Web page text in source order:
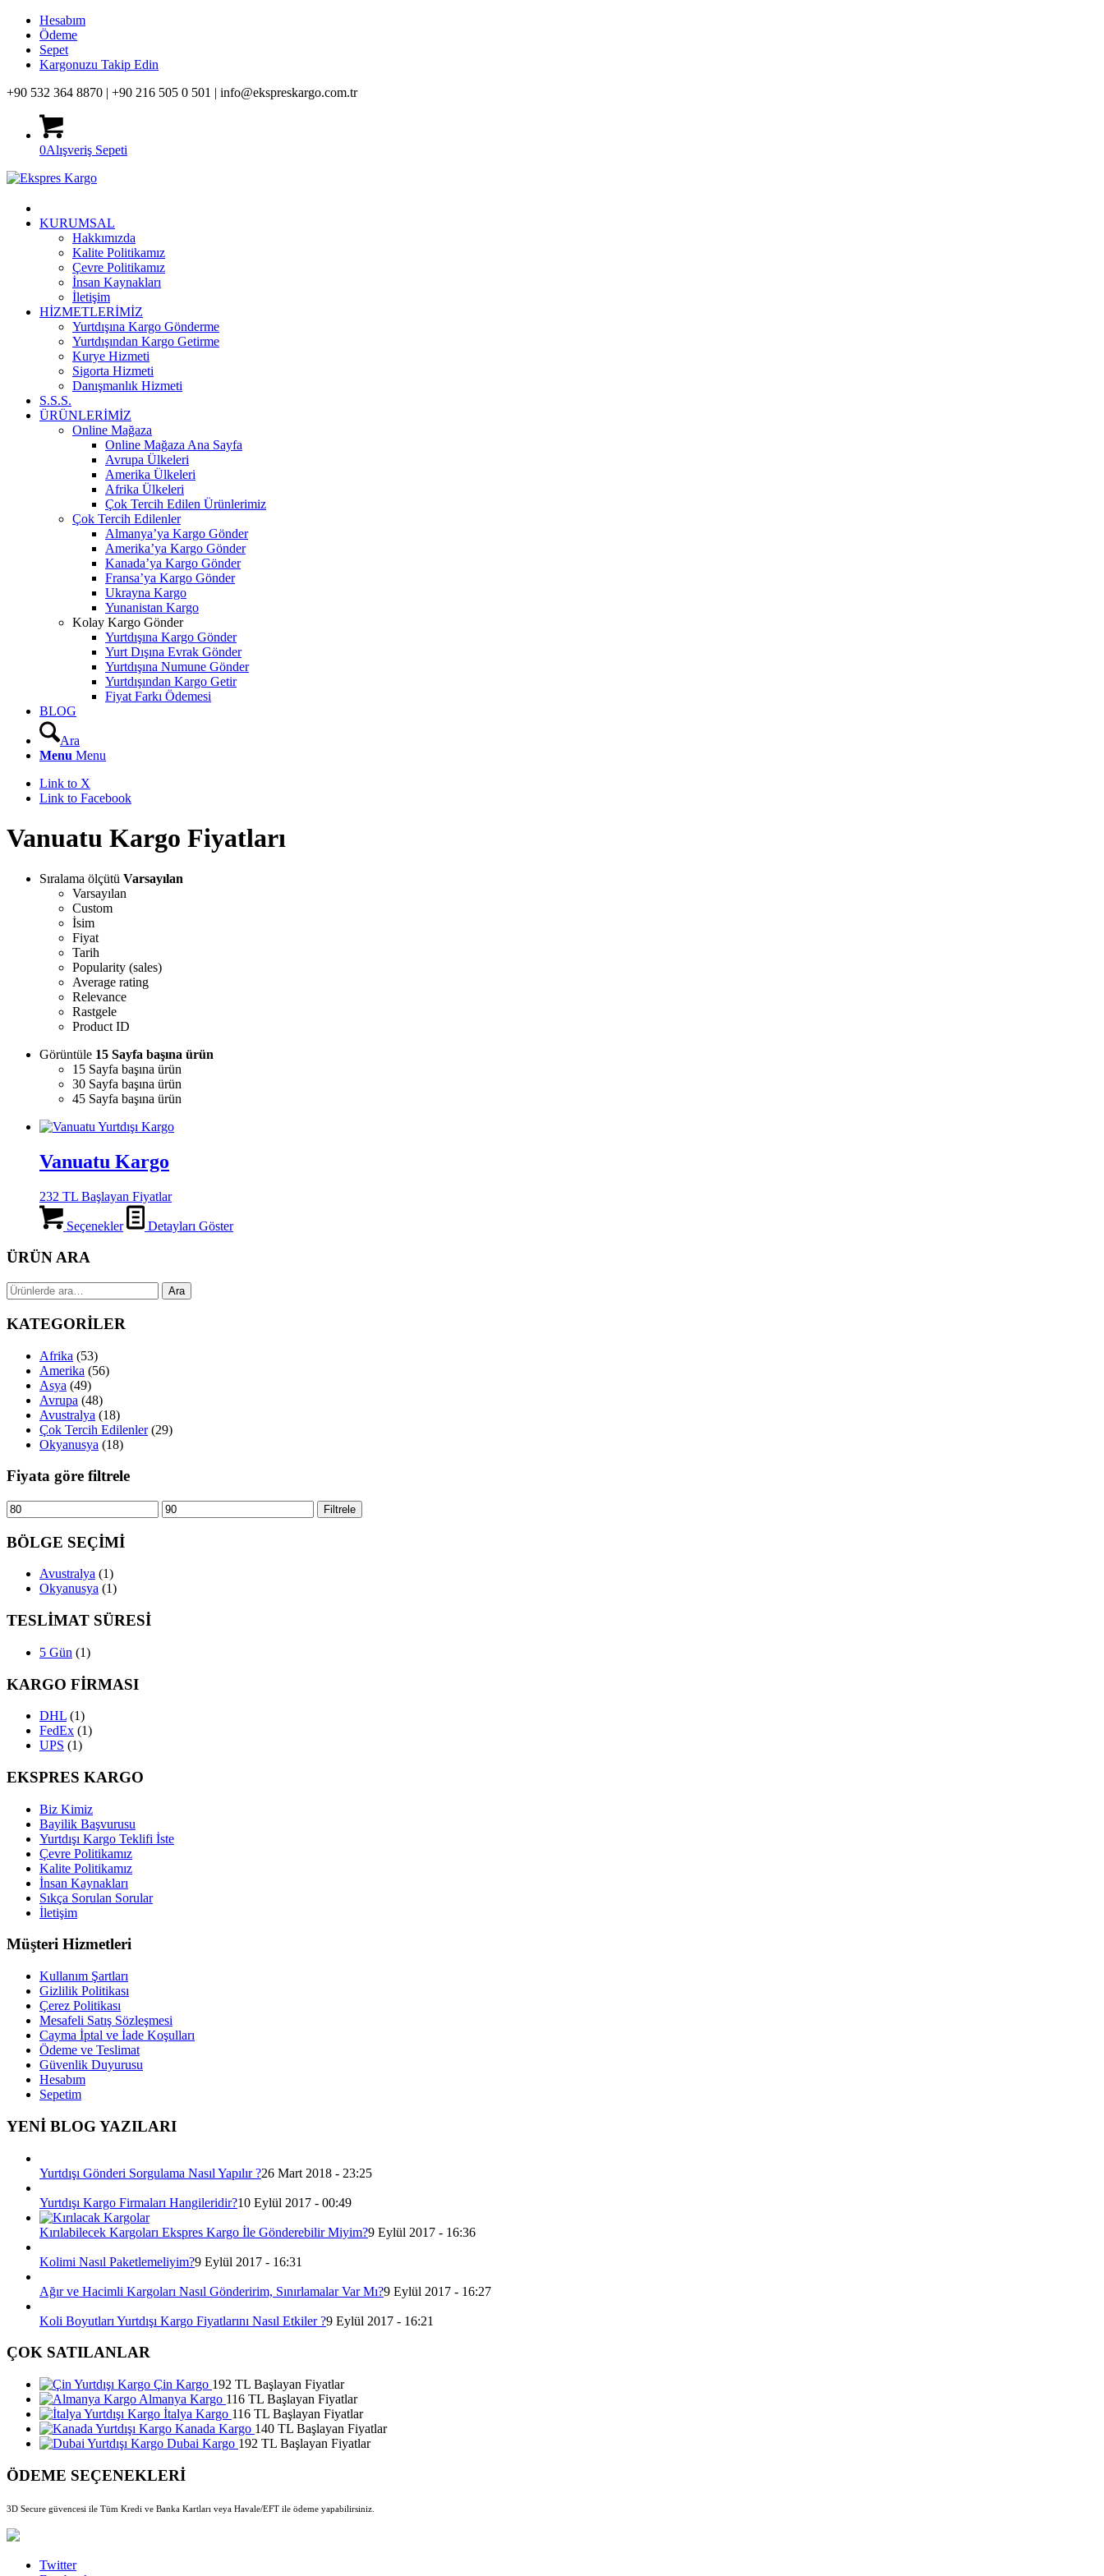
Hesabım
Ödeme
Sepet
Kargonuzu Takip Edin
+90 532 364 8870 | +90 216 505 0 501 | info@ekspreskargo.com.tr
0Alışveriş Sepeti
KURUMSAL
Hakkımızda
Kalite Politikamız
Çevre Politikamız
İnsan Kaynakları
İletişim
HİZMETLERİMİZ
Yurtdışına Kargo Gönderme
Yurtdışından Kargo Getirme
Kurye Hizmeti
Sigorta Hizmeti
Danışmanlık Hizmeti
S.S.S.
ÜRÜNLERİMİZ
Online Mağaza
Online Mağaza Ana Sayfa
Avrupa Ülkeleri
Amerika Ülkeleri
Afrika Ülkeleri
Çok Tercih Edilen Ürünlerimiz
Çok Tercih Edilenler
Almanya’ya Kargo Gönder
Amerika’ya Kargo Gönder
Kanada’ya Kargo Gönder
Fransa’ya Kargo Gönder
Ukrayna Kargo
Yunanistan Kargo
Kolay Kargo Gönder
Yurtdışına Kargo Gönder
Yurt Dışına Evrak Gönder
Yurtdışına Numune Gönder
Yurtdışından Kargo Getir
Fiyat Farkı Ödemesi
BLOG
Ara
Menu Menu
Link to X
Link to Facebook
Vanuatu Kargo Fiyatları
Sıralama ölçütü Varsayılan
Varsayılan
Custom
İsim
Fiyat
Tarih
Popularity (sales)
Average rating
Relevance
Rastgele
Product ID
Görüntüle 15 Sayfa başına ürün
15 Sayfa başına ürün
30 Sayfa başına ürün
45 Sayfa başına ürün
Vanuatu Kargo
232 TL Başlayan Fiyatlar
Seçenekler Detayları Göster
ÜRÜN ARA
Ara: Ara
KATEGORİLER
Afrika (53)
Amerika (56)
Asya (49)
Avrupa (48)
Avustralya (18)
Çok Tercih Edilenler (29)
Okyanusya (18)
Fiyata göre filtrele
En
düşük
fiyat
En
yüksek
Filtrele
BÖLGE SEÇİMİ
Avustralya (1)
Okyanusya (1)
TESLİMAT SÜRESİ
5 Gün (1)
KARGO FİRMASI
DHL (1)
FedEx (1)
UPS (1)
EKSPRES KARGO
Biz Kimiz
Bayilik Başvurusu
Yurtdışı Kargo Teklifi İste
Çevre Politikamız
Kalite Politikamız
İnsan Kaynakları
Sıkça Sorulan Sorular
İletişim
Müşteri Hizmetleri
Kullanım Şartları
Gizlilik Politikası
Çerez Politikası
Mesafeli Satış Sözleşmesi
Cayma İptal ve İade Koşulları
Ödeme ve Teslimat
Güvenlik Duyurusu
Hesabım
Sepetim
YENİ BLOG YAZILARI
Yurtdışı Gönderi Sorgulama Nasıl Yapılır ?26 Mart 2018 - 23:25
Yurtdışı Kargo Firmaları Hangileridir?10 Eylül 2017 - 00:49
Kırılabilecek Kargoları Ekspres Kargo İle Gönderebilir Miyim?9 Eylül 2017 - 16:36
Kolimi Nasıl Paketlemeliyim?9 Eylül 2017 - 16:31
Ağır ve Hacimli Kargoları Nasıl Gönderirim, Sınırlamalar Var Mı?9 Eylül 2017 - 16:27
Koli Boyutları Yurtdışı Kargo Fiyatlarını Nasıl Etkiler ?9 Eylül 2017 - 16:21
ÇOK SATILANLAR
Çin Kargo 192 TL Başlayan Fiyatlar
Almanya Kargo 116 TL Başlayan Fiyatlar
İtalya Kargo 116 TL Başlayan Fiyatlar
Kanada Kargo 140 TL Başlayan Fiyatlar
Dubai Kargo 192 TL Başlayan Fiyatlar
ÖDEME SEÇENEKLERİ
3D Secure güvencesi ile Tüm Kredi ve Banka Kartları veya Havale/EFT ile ödeme yapabilirsiniz.
Twitter